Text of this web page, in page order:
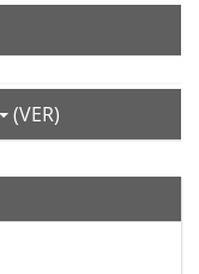
(VER)